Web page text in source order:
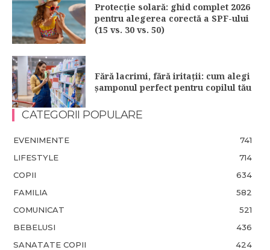
Protecție solară: ghid complet 2026
pentru alegerea corectă a SPF-ului
(15 vs. 30 vs. 50)
Fără lacrimi, fără iritații: cum alegi
șamponul perfect pentru copilul tău
CATEGORII POPULARE
EVENIMENTE
741
LIFESTYLE
714
COPII
634
FAMILIA
582
COMUNICAT
521
BEBELUSI
436
SANATATE COPII
424